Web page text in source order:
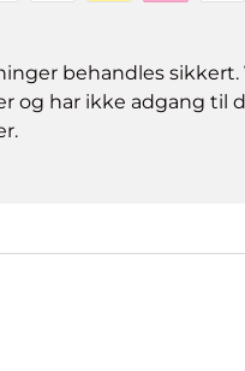
behandles
og har ikke adgang til